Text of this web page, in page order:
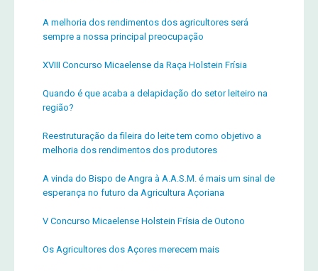
A melhoria dos rendimentos dos agricultores será
sempre a nossa principal preocupação
XVIII Concurso Micaelense da Raça Holstein Frísia
Quando é que acaba a delapidação do setor leiteiro na
região?
Reestruturação da fileira do leite tem como objetivo a
melhoria dos rendimentos dos produtores
A vinda do Bispo de Angra à A.A.S.M. é mais um sinal de
esperança no futuro da Agricultura Açoriana
V Concurso Micaelense Holstein Frísia de Outono
Os Agricultores dos Açores merecem mais